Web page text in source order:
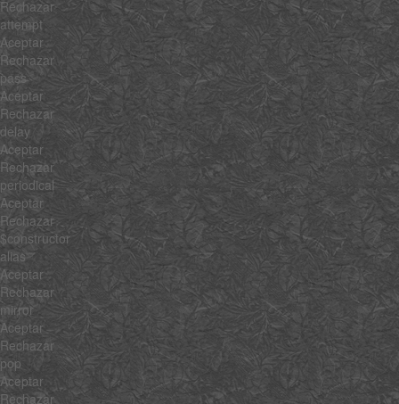
Rechazar
attempt
Aceptar
Rechazar
pass
Aceptar
Rechazar
delay
Aceptar
Rechazar
periodical
Aceptar
Rechazar
$constructor
alias
Aceptar
Rechazar
mirror
Aceptar
Rechazar
pop
Aceptar
Rechazar